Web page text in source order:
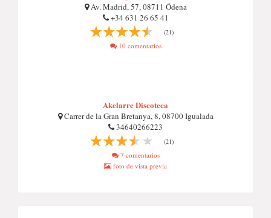
Av. Madrid, 57, 08711 Ódena
+34 631 26 65 41
(21)
10 comentarios
Akelarre Discoteca
Carrer de la Gran Bretanya, 8, 08700 Igualada
34640266223
(21)
7 comentarios
foto de vista previa